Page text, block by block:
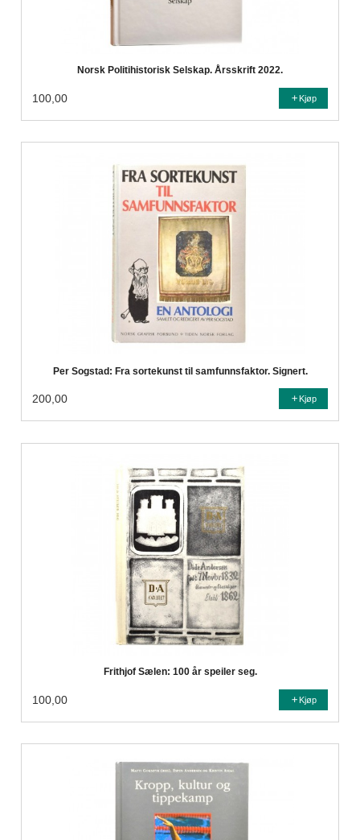
Norsk Politihistorisk Selskap. Årsskrift 2022.
100,00 Kjøp
Per Sogstad: Fra sortekunst til samfunnsfaktor. Signert.
200,00 Kjøp
Frithjof Sælen: 100 år speiler seg.
100,00 Kjøp